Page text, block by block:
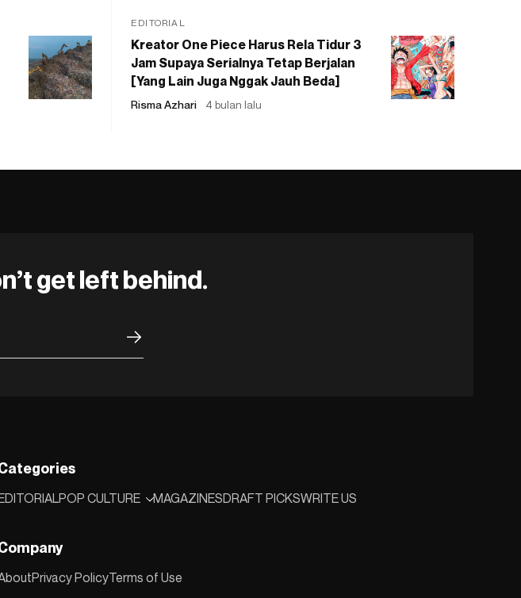
EDITORIAL
Kreator One Piece Harus Rela Tidur 3
Jam Supaya Serialnya Tetap Berjalan
[Yang Lain Juga Nggak Jauh Beda]
Risma Azhari 4 bulan lalu
get left behind.
POP CULTURE MAGAZINESDRAFT PICKSWRITE US
Privacy PolicyTerms of Use